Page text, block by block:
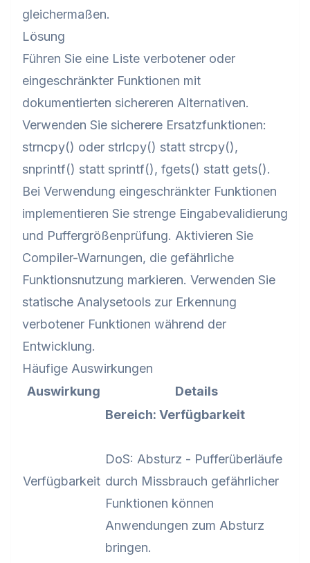
gleichermaßen.
Lösung
Führen Sie eine Liste verbotener oder
eingeschränkter Funktionen mit
dokumentierten sichereren Alternativen.
Verwenden Sie sicherere Ersatzfunktionen:
strncpy() oder strlcpy() statt strcpy(),
snprintf() statt sprintf(), fgets() statt gets().
Bei Verwendung eingeschränkter Funktionen
implementieren Sie strenge Eingabevalidierung
und Puffergrößenprüfung. Aktivieren Sie
Compiler-Warnungen, die gefährliche
Funktionsnutzung markieren. Verwenden Sie
statische Analysetools zur Erkennung
verbotener Funktionen während der
Entwicklung.
Häufige Auswirkungen
Auswirkung
Details
Verfügbarkeit
Bereich: Verfügbarkeit
DoS: Absturz - Pufferüberläufe
durch Missbrauch gefährlicher
Funktionen können
Anwendungen zum Absturz
bringen.